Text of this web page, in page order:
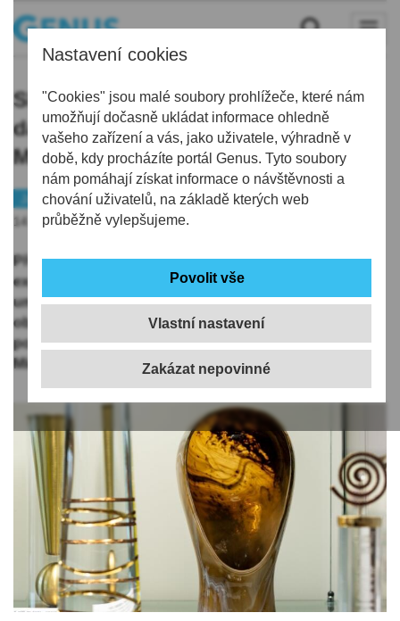
Nastavení cookies
"Cookies" jsou malé soubory prohlížeče, které nám
umožňují dočasně ukládat informace ohledně
vašeho zařízení a vás, jako uživatele, výhradně v
době, kdy procházíte portál Genus. Tyto soubory
nám pomáhají získat informace o návštěvnosti a
chování uživatelů, na základě kterých web
průběžně vylepšujeme.
Vlastní nastavení
Skleněný objekt Václava Řezáče a
další novinky ve stálé expozici
Muzea skla a bižuterie
Jablonecko
Tip
14.11.2025 | 10:19
Před vánoční sezónou jablonecké muzeum ve stálé
expozici skla představuje nové akvizice z oblasti
uměleckého skla, designu a technologie, včetně
objektu výtvarníka a pedagoga Václava Řezáče,
pořízeného díky dotaci z Akvizičního fondu
Ministerstva kultury České republiky.